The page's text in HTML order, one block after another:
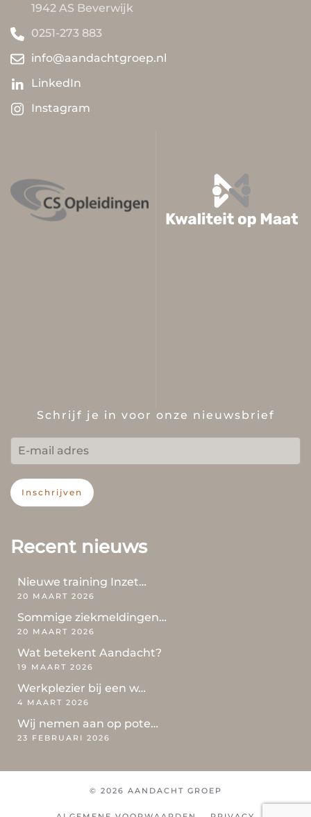
1942 AS Beverwijk
0251-273 883
info@aandachtgroep.nl
LinkedIn
Instagram
Schrijf je in voor onze nieuwsbrief
Inschrijven
Recent nieuws
Nieuwe training Inzet…
20 MAART 2026
Sommige ziekmeldingen…
20 MAART 2026
Wat betekent Aandacht?
19 MAART 2026
Werkplezier bij een w…
4 MAART 2026
Wij nemen aan op pote…
23 FEBRUARI 2026
© 2026 AANDACHT GROEP